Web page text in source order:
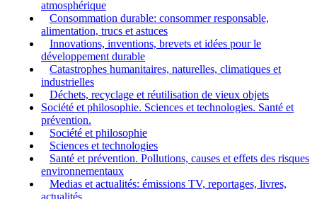
atmosphérique
Consommation durable: consommer responsable,
alimentation, trucs et astuces
Innovations, inventions, brevets et idées pour le
développement durable
Catastrophes humanitaires, naturelles, climatiques et
industrielles
Déchets, recyclage et réutilisation de vieux objets
Société et philosophie. Sciences et technologies. Santé et
prévention.
Société et philosophie
Sciences et technologies
Santé et prévention. Pollutions, causes et effets des risques
environnementaux
Medias et actualités: émissions TV, reportages, livres,
actualités...